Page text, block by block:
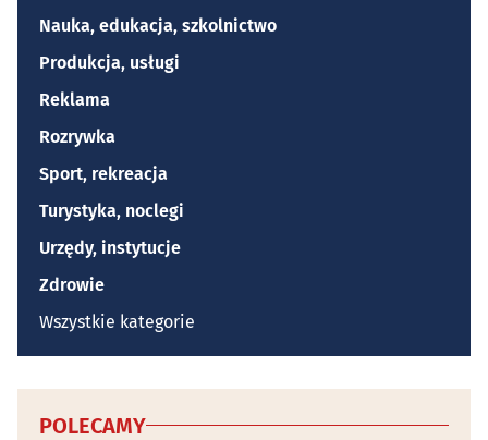
Nauka, edukacja, szkolnictwo
Produkcja, usługi
Reklama
Rozrywka
Sport, rekreacja
Turystyka, noclegi
Urzędy, instytucje
Zdrowie
Wszystkie kategorie
POLECAMY